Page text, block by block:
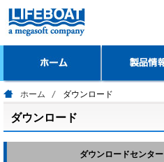
ホーム ダウンロード
ダウンロード
ダウンロードセンター